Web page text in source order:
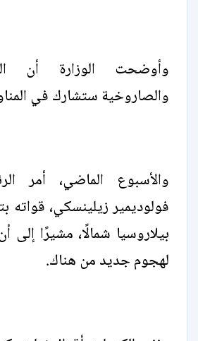
وأوضحت الوزارة أن
والصاروخية ستشارك في
والأسبوع الماضي، أمر
فولوديمير زيلينسكي، قواته
بيلاروسيا شمالًا، مشيرًا
لهجوم جديد من هناك.